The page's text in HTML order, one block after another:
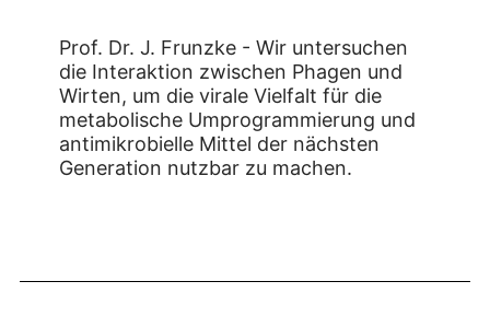
Prof. Dr. J. Frunzke - Wir untersuchen
die Interaktion zwischen Phagen und
Wirten, um die virale Vielfalt für die
metabolische Umprogrammierung und
antimikrobielle Mittel der nächsten
Generation nutzbar zu machen.